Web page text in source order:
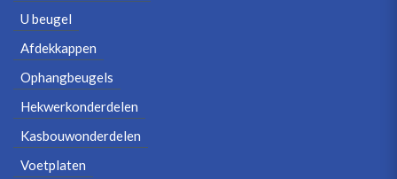
U beugel
Afdekkappen
Ophangbeugels
Hekwerkonderdelen
Kasbouwonderdelen
Voetplaten